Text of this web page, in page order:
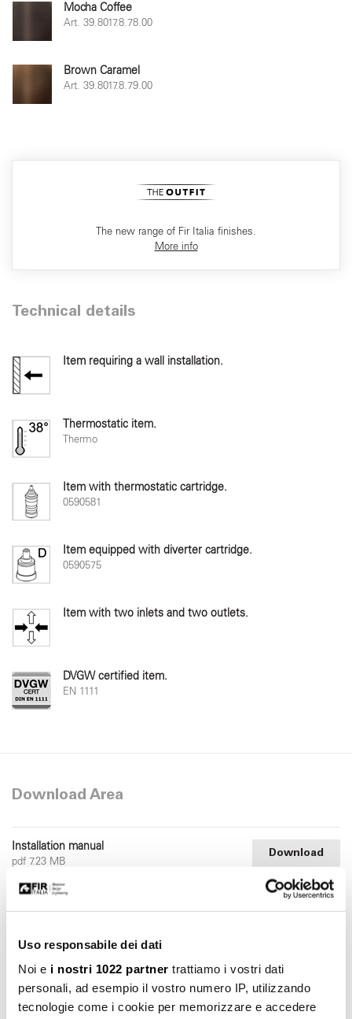
Uso responsabile dei dati
Noi e i nostri 1022 partner trattiamo i vostri dati
personali, ad esempio il vostro numero IP, utilizzando
tecnologie come i cookie per memorizzare e accedere
Mocha Coffee
Art. 39.8017.8.78.00
Brown Caramel
Art. 39.8017.8.79.00
The new range of Fir Italia finishes.
More info
Technical details
Item requiring a wall installation.
Thermostatic item.
Thermo
Item with thermostatic cartridge.
0590581
Item equipped with diverter cartridge.
0590575
Item with two inlets and two outlets.
DVGW certified item.
EN 1111
Download Area
Installation manual
pdf 7.23 MB
Download